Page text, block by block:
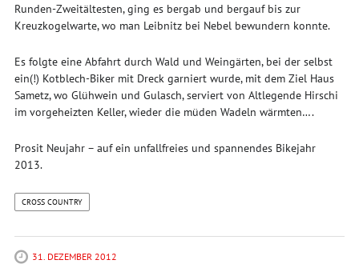
Runden-Zweitältesten, ging es bergab und bergauf bis zur
Kreuzkogelwarte, wo man Leibnitz bei Nebel bewundern konnte.
Es folgte eine Abfahrt durch Wald und Weingärten, bei der selbst
ein(!) Kotblech-Biker mit Dreck garniert wurde, mit dem Ziel Haus
Sametz, wo Glühwein und Gulasch, serviert von Altlegende Hirschi
im vorgeheizten Keller, wieder die müden Wadeln wärmten….
Prosit Neujahr – auf ein unfallfreies und spannendes Bikejahr
2013.
CROSS COUNTRY
31. DEZEMBER 2012